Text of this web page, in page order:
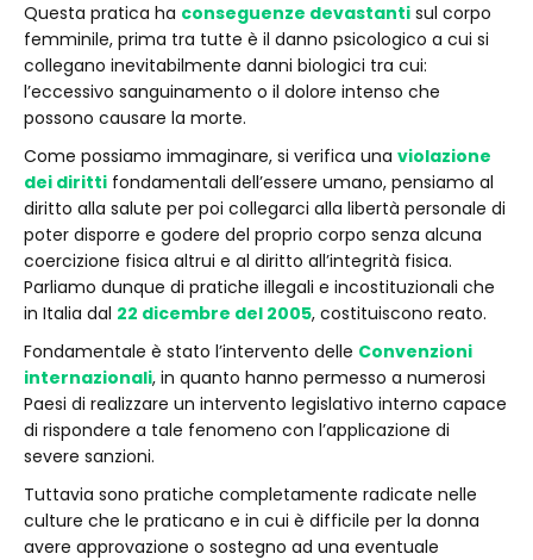
Questa pratica ha conseguenze devastanti sul corpo
femminile, prima tra tutte è il danno psicologico a cui si
collegano inevitabilmente danni biologici tra cui:
l’eccessivo sanguinamento o il dolore intenso che
possono causare la morte.
Come possiamo immaginare, si verifica una violazione
dei diritti fondamentali dell’essere umano, pensiamo al
diritto alla salute per poi collegarci alla libertà personale di
poter disporre e godere del proprio corpo senza alcuna
coercizione fisica altrui e al diritto all’integrità fisica.
Parliamo dunque di pratiche illegali e incostituzionali che
in Italia dal 22 dicembre del 2005, costituiscono reato.
Fondamentale è stato l’intervento delle Convenzioni
internazionali, in quanto hanno permesso a numerosi
Paesi di realizzare un intervento legislativo interno capace
di rispondere a tale fenomeno con l’applicazione di
severe sanzioni.
Tuttavia sono pratiche completamente radicate nelle
culture che le praticano e in cui è difficile per la donna
avere approvazione o sostegno ad una eventuale